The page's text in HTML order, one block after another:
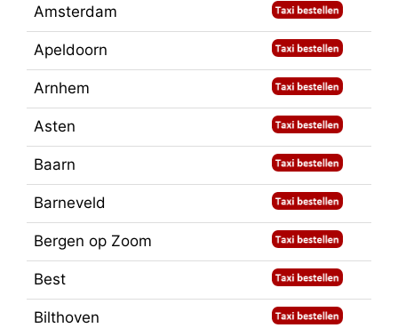
Amsterdam
Apeldoorn
Arnhem
Asten
Baarn
Barneveld
Bergen op Zoom
Best
Bilthoven